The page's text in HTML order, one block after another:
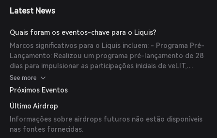
seus tokens de faixa Bunni, aumentando os retornos
potenciais. - Eficiência de Capital: Mantendo a liquidez, os
enquanto ainda se beneficiam da participação na
governança e geração de rendimentos.
Latest News
Quais foram os eventos-chave para o Liquis?
Marcos significativos para o Liquis incluem: - Programa Pré-
Lançamento: Realizou um programa pré-lançamento de 28
dias para impulsionar as participações iniciais de veLIT,
permitindo que os usuários depositem tokens em troca de
liqLIT e ganhem recompensas LIQ. - Programa de Parceiros
Finance para apoiar o lançamento do protocolo, com
parceiros comprometendo recursos em troca de alocações
de LIQ.
See more
Próximos Eventos
Último Airdrop
Informações sobre airdrops futuros não estão disponíveis
nas fontes fornecidas.